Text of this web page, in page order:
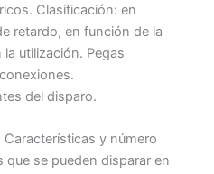
Clasificación: en
retardo, en función de la
utilización. Pegas
del disparo.
y número
que se pueden disparar en